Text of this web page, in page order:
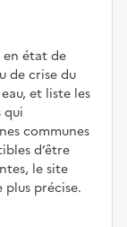
en état de
de crise du
et liste les
qui
communes
d’être
le site
plus précise.